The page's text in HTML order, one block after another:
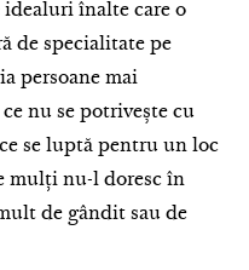
idealuri înalte care o
de specialitate pe
persoane mai
nu se potrivește cu
se luptă pentru un loc
mulți nu-l doresc în
de gândit sau de